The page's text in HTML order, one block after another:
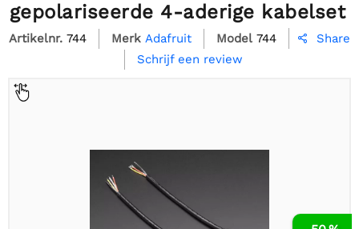
gepolariseerde 4-aderige kabelset
Artikelnr. 744 Merk Adafruit Model 744 
Share
Schrijf een review